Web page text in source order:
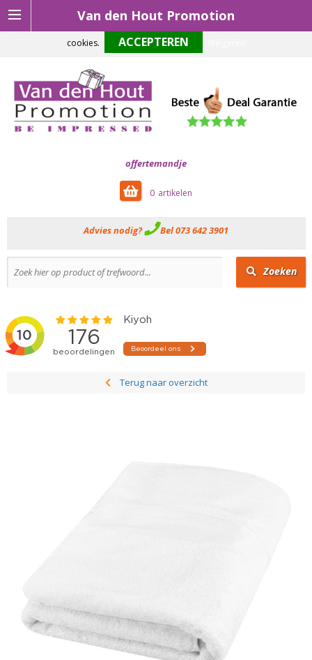
Van den Hout Promotion
offertemandje
0
Advies nodig? Bel 073 642 3901
Zoeken
Terug naar overzicht
Om onze website optimaal te laten functioneren maken wij gebruik van
cookies.